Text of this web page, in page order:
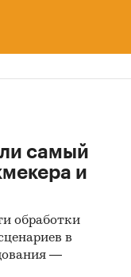
службы РФ
самый
и
обработки
в
—